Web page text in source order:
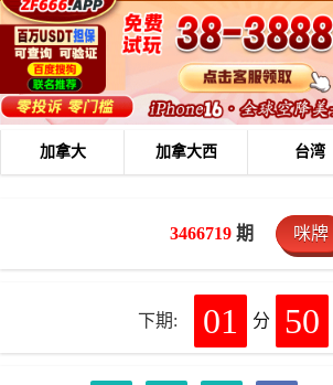
加拿大 加拿大西 台湾
3466719 期 咪牌
下期: 01 分 50